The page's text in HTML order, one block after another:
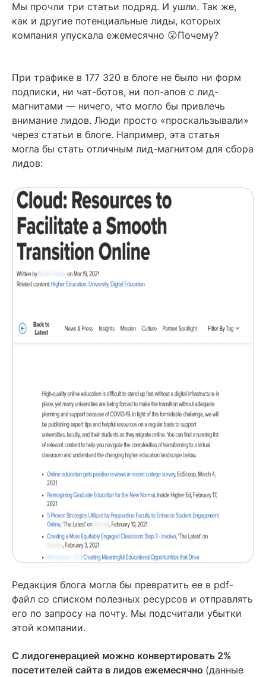
Мы прочли три статьи подряд. И ушли. Так же,
как и другие потенциальные лиды, которых
компания упускала ежемесячно 😲Почему?
При трафике в 177 320 в блоге не было ни форм
подписки, ни чат-ботов, ни поп-апов с лид-
магнитами — ничего, что могло бы привлечь
внимание лидов. Люди просто «проскальзывали»
через статьи в блоге. Например, эта статья
могла бы стать отличным лид-магнитом для сбора
лидов:
Редакция блога могла бы превратить ее в pdf-
файл со списком полезных ресурсов и отправлять
его по запросу на почту. Мы подсчитали убытки
этой компании.
С лидогенерацией можно конвертировать 2%
посетителей сайта в лидов ежемесячно (данные